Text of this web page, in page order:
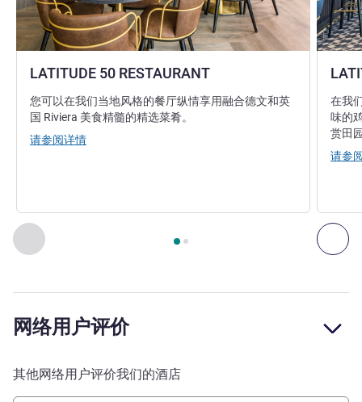
上一个 - 餐厅 下
第 页，共 , 餐厅 1 : LATITUDE 50 RESTAURANT , 餐厅
LATITUDE 50 RESTAURANT
您可以在我们当地风格的餐厅纵情享用融合德文和英
国 Riviera 美食精髓的精选菜肴。
请参阅详情
在我
味的
赏田
请参
网络用户评价
其他网络用户评价我们的酒店